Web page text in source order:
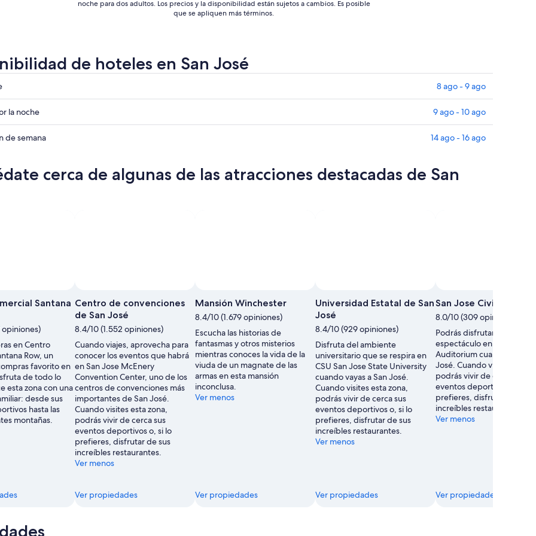
noche para dos adultos. Los precios y la disponibilidad están sujetos a cambios. Es posible
que se apliquen más términos.
de hoteles en San José
8 ago - 9 ago
la noche 9 ago - 10 ago
de semana 14 ago - 16 ago
cerca de algunas de las atracciones destacadas de San
de
uso
libre
tomada
por
Ramona
Santana
opiniones)
en Centro
Row, un
favorito en
de todo lo
esta zona con una
desde sus
hasta las
montañas.
Centro de convenciones
de San José
8.4/10 (1.552 opiniones)
Cuando viajes, aprovecha para
conocer los eventos que habrá
en San Jose McEnery
Convention Center, uno de los
centros de convenciones más
importantes de San José.
Cuando visites esta zona,
podrás vivir de cerca sus
eventos deportivos o, si lo
prefieres, disfrutar de sus
increíbles restaurantes.
Ver menos
Ver propiedades
Mansión Winchester
8.4/10 (1.679 opiniones)
Escucha las historias de
fantasmas y otros misterios
mientras conoces la vida de la
viuda de un magnate de las
armas en esta mansión
inconclusa.
Ver menos
Ver propiedades
de
uso
libre
tomada
por
Chris
Neacsu
Universidad Estatal de San
José
8.4/10 (929 opiniones)
Disfruta del ambiente
universitario que se respira en
CSU San Jose State University
cuando vayas a San José.
Cuando visites esta zona,
podrás vivir de cerca sus
eventos deportivos o, si lo
prefieres, disfrutar de sus
increíbles restaurantes.
Ver menos
Ver propiedades
San Jose Civic
8.0/10 (309 opiniones)
Podrás disfrutar de un
espectáculo en San Jose
Auditorium cuando visites
José. Cuando visites esta
podrás vivir de cerca sus
eventos deportivos o, si lo
prefieres, disfrutar de sus
increíbles restaurantes.
Ver menos
Ver propiedades